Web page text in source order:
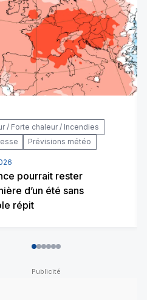
/ Forte chaleur / Incendies
Prévisions météo
pourrait rester
d’un été sans
répit
012345